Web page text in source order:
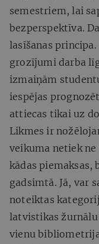
semestriem, lai
bezperspektīva.
lasīšanas
grozījumi darba
izmaiņām
iespējas
attiecas tikai uz
Likmes ir
veikuma netiek
kādas piemaksas,
gadsimtā. Jā, var
noteiktas
latvistikas
vienu